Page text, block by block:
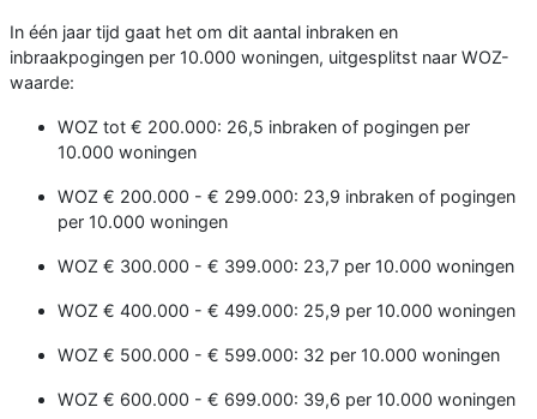
In één jaar tijd gaat het om dit aantal inbraken en
inbraakpogingen per 10.000 woningen, uitgesplitst naar WOZ-
waarde:
WOZ tot € 200.000: 26,5 inbraken of pogingen per
10.000 woningen
WOZ € 200.000 - € 299.000: 23,9 inbraken of pogingen
per 10.000 woningen
WOZ € 300.000 - € 399.000: 23,7 per 10.000 woningen
WOZ € 400.000 - € 499.000: 25,9 per 10.000 woningen
WOZ € 500.000 - € 599.000: 32 per 10.000 woningen
WOZ € 600.000 - € 699.000: 39,6 per 10.000 woningen